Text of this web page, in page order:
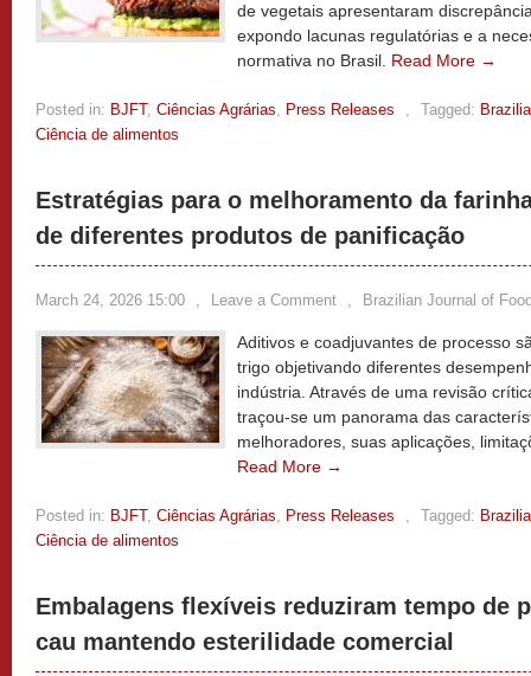
de vegetais apresentaram
expondo lacunas regulatórias e a
normativa no Brasil. Read More →
Posted in: BJFT, Ciências Agrárias, Press Releases , Tagged:
Ciência de alimentos
Estratégias para o melhoramento da
de diferentes produtos de panificação
March 24, 2026 15:00 , Leave a Comment , Brazilian Journal of
Aditivos e coadjuvantes de processo
trigo objetivando diferentes
indústria. Através de uma revisão
traçou-se um panorama das
melhoradores, suas aplicações,
Read More →
Posted in: BJFT, Ciências Agrárias, Press Releases , Tagged:
Ciência de alimentos
Embalagens flexíveis reduziram tempo de
cau mantendo esterilidade comercial